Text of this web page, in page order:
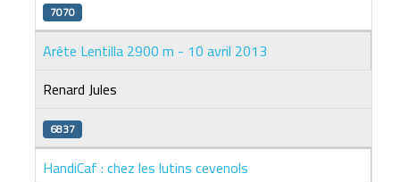
7070
Arête Lentilla 2900 m - 10 avril 2013
Renard Jules
6837
HandiCaf : chez les lutins cevenols